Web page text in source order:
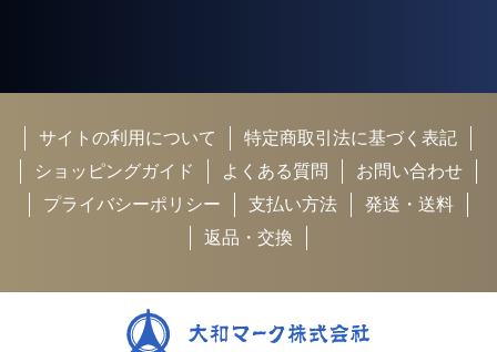
サイトの利用について
特定商取引法に基づく表記
ショッピングガイド
よくある質問
お問い合わせ
プライバシーポリシー
支払い方法
発送・送料
返品・交換